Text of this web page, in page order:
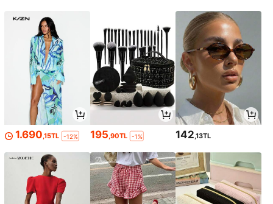
1.690 ,15TL -12% 195 ,90TL -1% 142 ,13TL